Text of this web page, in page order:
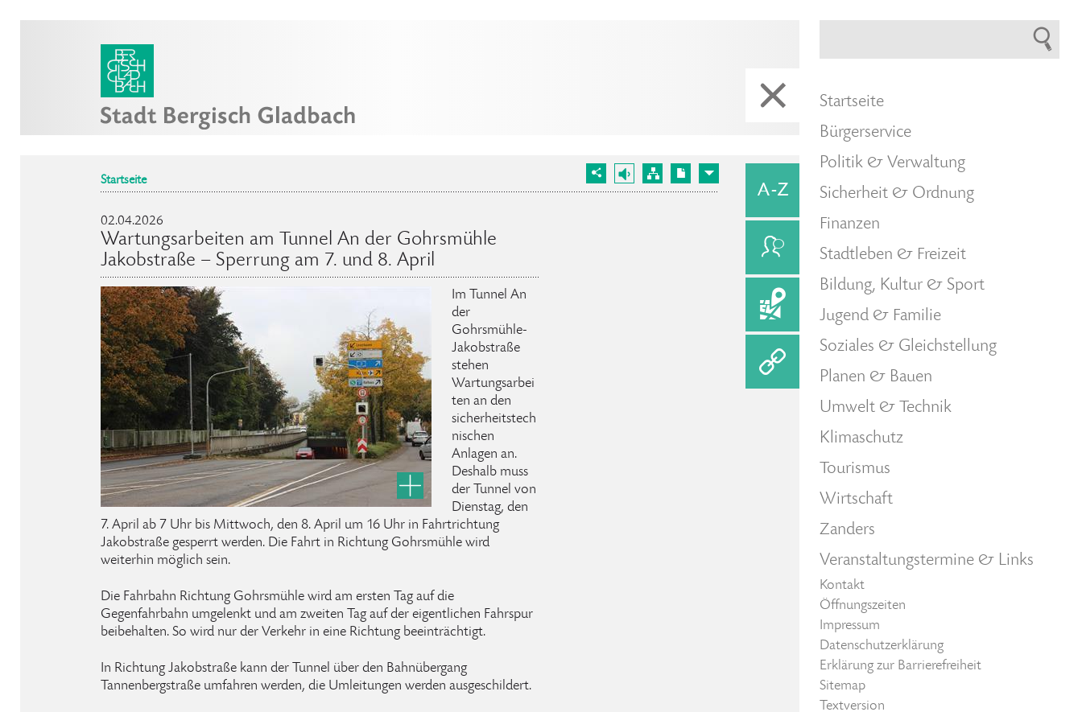
Startseite
02.04.2026
Wartungsarbeiten am Tunnel An der Gohrsmühle
Jakobstraße – Sperrung am 7. und 8. April
Im Tunnel An
der
Gohrsmühle-
Jakobstraße
stehen
Wartungsarbei
ten an den
sicherheitstech
nischen
Anlagen an.
Deshalb muss
der Tunnel von
Dienstag, den
7. April ab 7 Uhr bis Mittwoch, den 8. April um 16 Uhr in Fahrtrichtung
Jakobstraße gesperrt werden. Die Fahrt in Richtung Gohrsmühle wird
weiterhin möglich sein.
Die Fahrbahn Richtung Gohrsmühle wird am ersten Tag auf die
Gegenfahrbahn umgelenkt und am zweiten Tag auf der eigentlichen Fahrspur
beibehalten. So wird nur der Verkehr in eine Richtung beeinträchtigt.
In Richtung Jakobstraße kann der Tunnel über den Bahnübergang
Tannenbergstraße umfahren werden, die Umleitungen werden ausgeschildert.
Startseite
Bürgerservice
Politik & Verwaltung
Sicherheit & Ordnung
Finanzen
Stadtleben & Freizeit
Bildung, Kultur & Sport
Jugend & Familie
Soziales & Gleichstellung
Planen & Bauen
Umwelt & Technik
Klimaschutz
Tourismus
Wirtschaft
Zanders
Veranstaltungstermine & Links
Kontakt
Öffnungszeiten
Impressum
Datenschutzerklärung
Erklärung zur Barrierefreiheit
Sitemap
Textversion